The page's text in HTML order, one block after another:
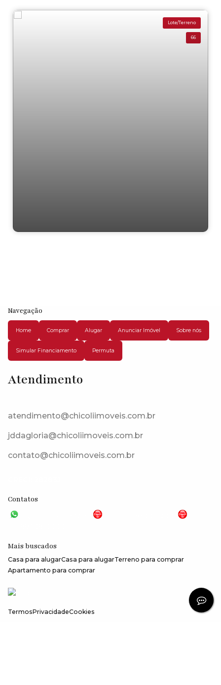
Lote/Terreno
66
Navegação
Home Comprar Alugar Anunciar Imóvel Sobre nós
Simular Financiamento Permuta
Atendimento
atendimento@chicoliimoveis.com.br
jddagloria@chicoliimoveis.com.br
contato@chicoliimoveis.com.br
Contatos
Mais buscados
Casa para alugarCasa para alugarTerreno para comprar
Apartamento para comprar
TermosPrivacidadeCookies